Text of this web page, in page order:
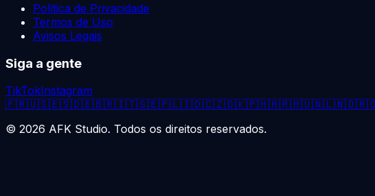
Política de Privacidade
Termos de Uso
Avisos Legais
Siga a gente
TikTokInstagram
🇫🇷🇺🇸🇪🇸🇩🇪🇧🇷🇮🇹🇸🇪🇵🇱🇮🇩🇨🇿🇩🇰🇵🇭🇭🇷🇭🇺🇳🇱🇳🇴
© 2026 AFK Studio. Todos os direitos reservados.